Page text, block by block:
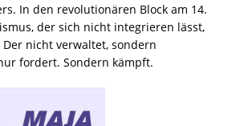
In den revolutionären Block am 14.
der sich nicht integrieren lässt,
nicht verwaltet, sondern
fordert. Sondern kämpft.